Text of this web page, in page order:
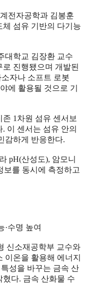
전자공학과 김봉훈
섬유 기반의 다기능
대학교 김장환 교수
진행됐으며 개발된
자나 소프트 로봇
에 활용될 것으로 기
1차원 섬유 센서보
이 센서는 섬유 안의
감하게 반응한다.
pH(산성도), 암모니
보를 동시에 측정하고
수명 높여
신소재공학부 교수와
이온을 활용해 에너지
성을 바꾸는 금속 산
다. 금속 산화물 수